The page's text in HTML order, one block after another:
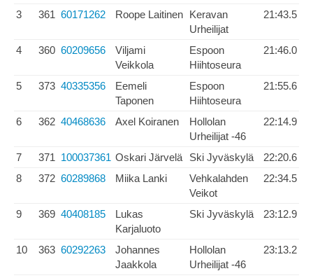
3 361 60171262 Roope Laitinen Keravan
Urheilijat
21:43.5
4 360 60209656
Viljami
Veikkola
Espoon
Hiihtoseura
21:46.0
5 373 40335356
Eemeli
Taponen
Espoon
Hiihtoseura
21:55.6
6 362 40468636 Axel Koiranen
Hollolan
Urheilijat -46
22:14.9
7 371 100037361 Oskari Järvelä Ski Jyväskylä
22:20.6
8
372 60289868 Miika Lanki
Vehkalahden
Veikot
22:34.5
9 369 40408185
Lukas
Karjaluoto
Ski Jyväskylä 23:12.9
10 363 60292263
Johannes
Jaakkola
Hollolan
Urheilijat -46
23:13.2